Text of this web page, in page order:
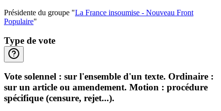
Présidente du groupe "La France insoumise - Nouveau Front
Populaire"
Type de vote
Vote solennel : sur l'ensemble d'un texte. Ordinaire :
sur un article ou amendement. Motion : procédure
spécifique (censure, rejet...).